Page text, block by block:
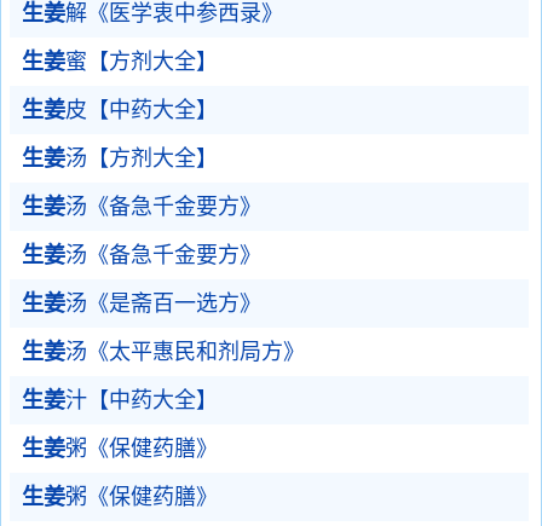
生姜解《医学衷中参西录》
生姜蜜【方剂大全】
生姜皮【中药大全】
生姜汤【方剂大全】
生姜汤《备急千金要方》
生姜汤《备急千金要方》
生姜汤《是斋百一选方》
生姜汤《太平惠民和剂局方》
生姜汁【中药大全】
生姜粥《保健药膳》
生姜粥《保健药膳》